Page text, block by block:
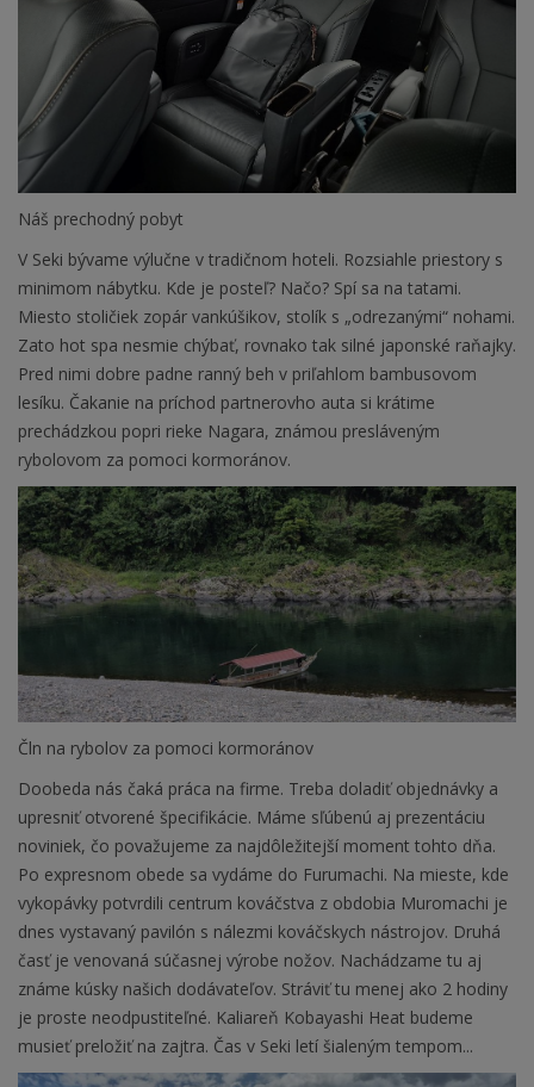
Náš prechodný pobyt
V Seki bývame výlučne v tradičnom hoteli. Rozsiahle priestory s
minimom nábytku. Kde je posteľ? Načo? Spí sa na tatami.
Miesto stoličiek zopár vankúšikov, stolík s „odrezanými“ nohami.
Zato hot spa nesmie chýbať, rovnako tak silné japonské raňajky.
Pred nimi dobre padne ranný beh v priľahlom bambusovom
lesíku. Čakanie na príchod partnerovho auta si krátime
prechádzkou popri rieke Nagara, známou presláveným
rybolovom za pomoci kormoránov.
Čln na rybolov za pomoci kormoránov
Doobeda nás čaká práca na firme. Treba doladiť objednávky a
upresniť otvorené špecifikácie. Máme sľúbenú aj prezentáciu
noviniek, čo považujeme za najdôležitejší moment tohto dňa.
Po expresnom obede sa vydáme do Furumachi. Na mieste, kde
vykopávky potvrdili centrum kováčstva z obdobia Muromachi je
dnes vystavaný pavilón s nálezmi kováčskych nástrojov. Druhá
časť je venovaná súčasnej výrobe nožov. Nachádzame tu aj
známe kúsky našich dodávateľov. Stráviť tu menej ako 2 hodiny
je proste neodpustiteľné. Kaliareň Kobayashi Heat budeme
musieť preložiť na zajtra. Čas v Seki letí šialeným tempom...